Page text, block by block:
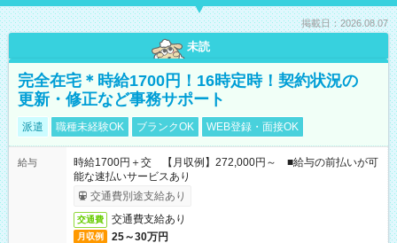
掲載日：2026.08.07
未読
完全在宅＊時給1700円！16時定時！契約状況の
更新・修正など事務サポート
派遣 職種未経験OK ブランクOK WEB登録・面接OK
給与
時給1700円＋交 【月収例】272,000円～ ■給与の前払いが可
能な速払いサービスあり
交通費別途支給あり
交通費 交通費支給あり
月収例 25～30万円